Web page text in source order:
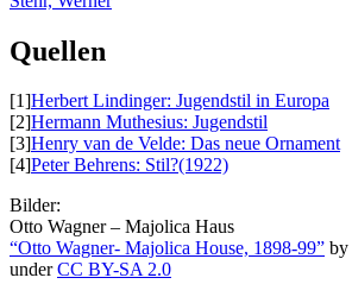
Quellen
[1]Herbert Lindinger: Jugendstil in Europa
[2]Hermann Muthesius: Jugendstil
[3]Henry van de Velde: Das neue Ornament
[4]Peter Behrens: Stil?(1922)
Bilder:
Otto Wagner – Majolica Haus
“Otto Wagner- Majolica House, 1898-99” by
underCC BY-SA 2.0